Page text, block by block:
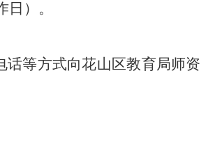
）。
等方式向花山区教育局师